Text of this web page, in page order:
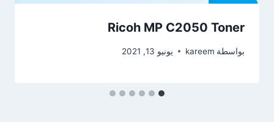
Ricoh MP C2050 Toner
بواسطة kareem يونيو 13, 2021